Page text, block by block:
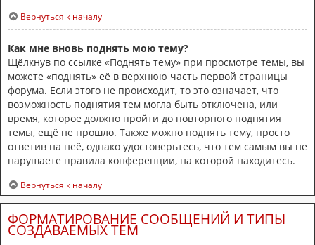
Вернуться к началу
Как мне вновь поднять мою тему?
Щёлкнув по ссылке «Поднять тему» при просмотре темы, вы
можете «поднять» её в верхнюю часть первой страницы
форума. Если этого не происходит, то это означает, что
возможность поднятия тем могла быть отключена, или
время, которое должно пройти до повторного поднятия
темы, ещё не прошло. Также можно поднять тему, просто
ответив на неё, однако удостоверьтесь, что тем самым вы не
нарушаете правила конференции, на которой находитесь.
Вернуться к началу
ФОРМАТИРОВАНИЕ СООБЩЕНИЙ И ТИПЫ
СОЗДАВАЕМЫХ ТЕМ